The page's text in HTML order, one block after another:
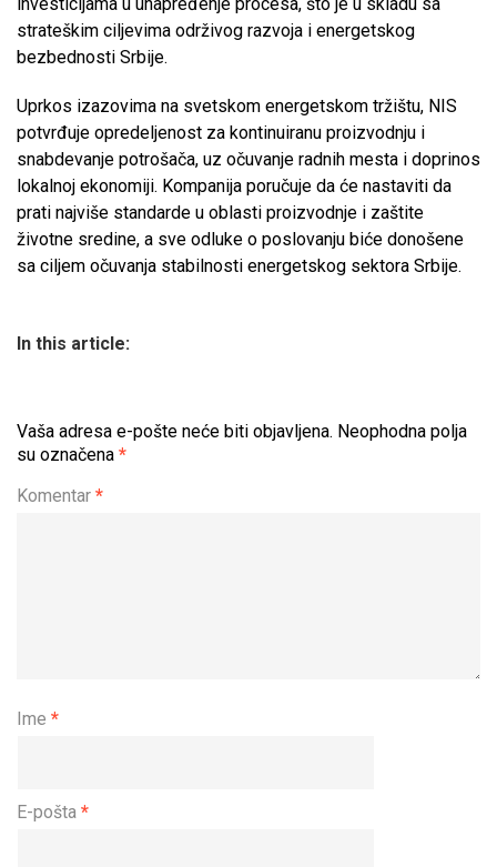
strateškim ciljevima održivog razvoja i energetskog
bezbednosti Srbije.
Uprkos izazovima na svetskom energetskom tržištu, NIS
potvrđuje opredeljenost za kontinuiranu proizvodnju i
snabdevanje potrošača, uz očuvanje radnih mesta i doprinos
lokalnoj ekonomiji. Kompanija poručuje da će nastaviti da
prati najviše standarde u oblasti proizvodnje i zaštite
životne sredine, a sve odluke o poslovanju biće donošene
sa ciljem očuvanja stabilnosti energetskog sektora Srbije.
In this article:
Vaša adresa e-pošte neće biti objavljena. Neophodna polja
su označena *
Komentar *
Ime *
E-pošta *